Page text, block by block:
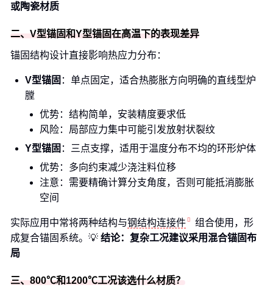
或陶瓷材质
二、V型锚固和Y型锚固在高温下的表现差异
锚固结构设计直接影响热应力分布：
V型锚固 ：单点固定，适合热膨胀方向明确的直线型炉
膛
优势：结构简单，安装精度要求低
风险：局部应力集中可能引发放射状裂纹
Y型锚固 ：三点支撑，适用于温度分布不均的环形炉体
优势：多向约束减少浇注料位移
注意：需要精确计算分支角度，否则可能抵消膨胀
空间
实际应用中常将两种结构与钢结构连接件
组合使用，形
成复合锚固系统。💡 结论：复杂工况建议采用混合锚固布
局
三、800℃和1200℃工况该选什么材质？